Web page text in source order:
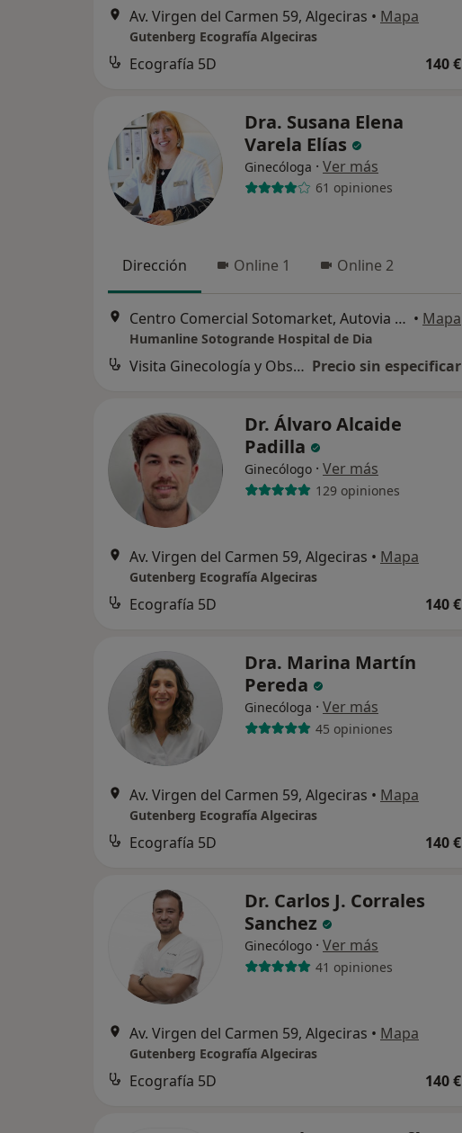
Av. Virgen del Carmen 59, Algeciras • Mapa
Gutenberg Ecografía Algeciras
Ecografía 5D 140 €
Dra. Susana Elena
Varela Elías
Ginecóloga · Ver más
61 opiniones
Dirección Online 1 Online 2
Centro Comercial Sotomarket, Autovia A7, salida 133. Sotogrande, San Roque • Mapa
Humanline Sotogrande Hospital de Dia
Visita Ginecología y Obstetricia Precio sin especificar
Dr. Álvaro Alcaide
Padilla
Ginecólogo · Ver más
129 opiniones
Av. Virgen del Carmen 59, Algeciras • Mapa
Gutenberg Ecografía Algeciras
Ecografía 5D 140 €
Dra. Marina Martín
Pereda
Ginecóloga · Ver más
45 opiniones
Av. Virgen del Carmen 59, Algeciras • Mapa
Gutenberg Ecografía Algeciras
Ecografía 5D 140 €
Dr. Carlos J. Corrales
Sanchez
Ginecólogo · Ver más
41 opiniones
Av. Virgen del Carmen 59, Algeciras • Mapa
Gutenberg Ecografía Algeciras
Ecografía 5D 140 €